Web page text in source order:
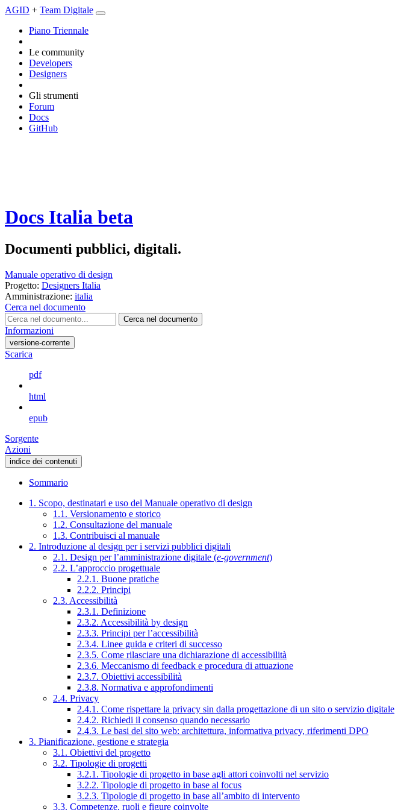
AGID + Team Digitale
Piano Triennale
Le community
Developers
Designers
Gli strumenti
Forum
Docs
GitHub
Docs Italia beta
Documenti pubblici, digitali.
Manuale operativo di design
Progetto: Designers Italia
Amministrazione: italia
Cerca nel documento
Cerca nel documento
Informazioni
versione-corrente
Scarica
pdf
html
epub
Sorgente
Azioni
indice dei contenuti
Sommario
1. Scopo, destinatari e uso del Manuale operativo di design
1.1. Versionamento e storico
1.2. Consultazione del manuale
1.3. Contribuisci al manuale
2. Introduzione al design per i servizi pubblici digitali
2.1. Design per l’amministrazione digitale (e-government)
2.2. L’approccio progettuale
2.2.1. Buone pratiche
2.2.2. Principi
2.3. Accessibilità
2.3.1. Definizione
2.3.2. Accessibilità by design
2.3.3. Principi per l’accessibilità
2.3.4. Linee guida e criteri di successo
2.3.5. Come rilasciare una dichiarazione di accessibilità
2.3.6. Meccanismo di feedback e procedura di attuazione
2.3.7. Obiettivi accessibilità
2.3.8. Normativa e approfondimenti
2.4. Privacy
2.4.1. Come rispettare la privacy sin dalla progettazione di un sito o servizio digitale
2.4.2. Richiedi il consenso quando necessario
2.4.3. Le basi del sito web: architettura, informativa privacy, riferimenti DPO
3. Pianificazione, gestione e strategia
3.1. Obiettivi del progetto
3.2. Tipologie di progetti
3.2.1. Tipologie di progetto in base agli attori coinvolti nel servizio
3.2.2. Tipologie di progetto in base al focus
3.2.3. Tipologie di progetto in base all’ambito di intervento
3.3. Competenze, ruoli e figure coinvolte